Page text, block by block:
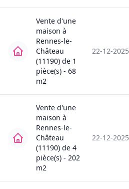
Vente d'une
maison à
Rennes-le-
Château
(11190) de 1
pièce(s) - 68
m2
22-12-2025
Vente d'une
maison à
Rennes-le-
Château
(11190) de 4
pièce(s) - 202
m2
22-12-2025